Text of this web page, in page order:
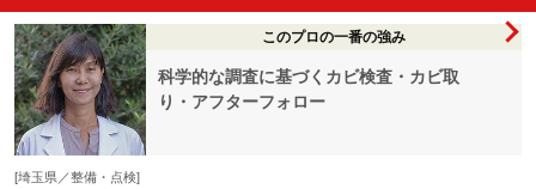
このプロの一番の強み
科学的な調査に基づくカビ検査・カビ取
り・アフターフォロー
[埼玉県／整備・点検]